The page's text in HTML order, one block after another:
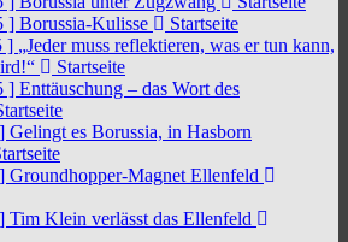
] Borussia-Kulisse
Startseite
] „Jeder muss reflektieren, was er tun kann,
Startseite
] Enttäuschung – das Wort des
Gelingt es Borussia, in Hasborn
Groundhopper-Magnet Ellenfeld
Tim Klein verlässt das Ellenfeld